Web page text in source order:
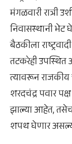
मंगळवारी रात्री
निवासस्थानी भेट
बैठकीला
तटकरेही उपस्थित
त्यावरून राजकीय
शरदचंद्र पवार
झाल्या आहेत, तसेच
शपथ घेणार